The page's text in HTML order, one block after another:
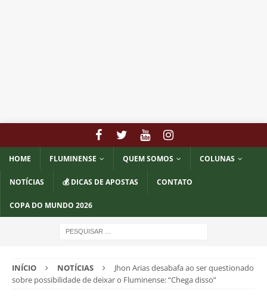
HOME FLUMINENSE QUEM SOMOS COLUNAS
NOTÍCIAS 💰 DICAS DE APOSTAS CONTATO
COPA DO MUNDO 2026
INÍCIO NOTÍCIAS
Jhon Arias desabafa ao ser questionado
sobre possibilidade de deixar o Fluminense: “Chega disso”